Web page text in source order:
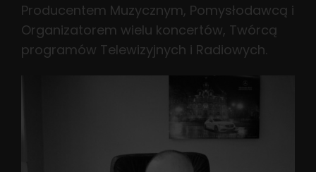
Producentem Muzycznym, Pomysłodawcą i
Organizatorem wielu koncertów, Twórcą
programów Telewizyjnych i Radiowych.